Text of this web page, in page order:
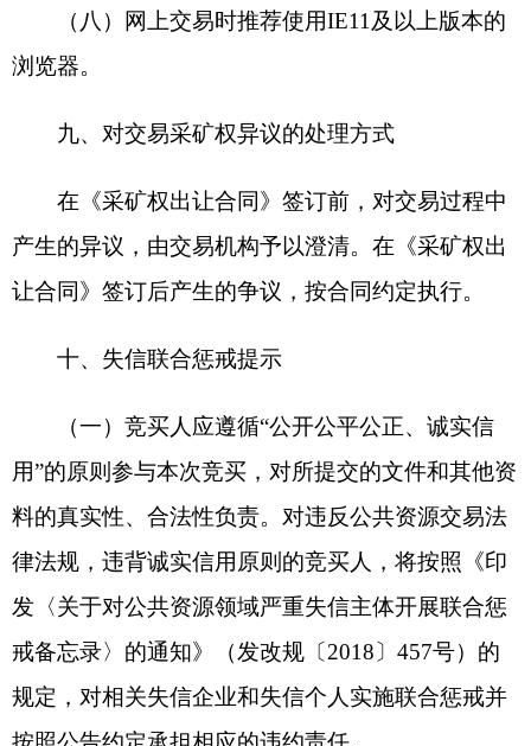
（四）本次采矿权挂牌出让事宜可浏览：
http://www.mnr.gov.cn/
全国公共资源交易平台新疆公共资源交易网
3.克孜勒苏柯尔克孜自治州人民政府网
新疆矿业网 http://www.xjgyky.com/
（五）咨询和监督电话
咨询电话： 0991-4846078
马女士 18309911816
孙女士15160883519
监督电话：0908-4225759